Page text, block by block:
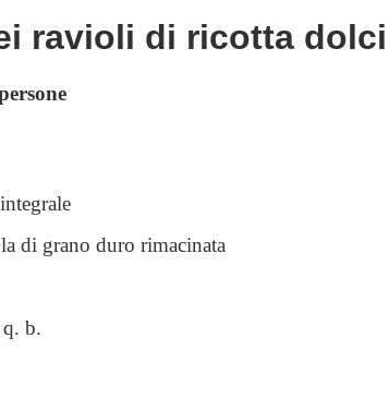
ravioli di ricotta
di grano duro rimacinata
b.